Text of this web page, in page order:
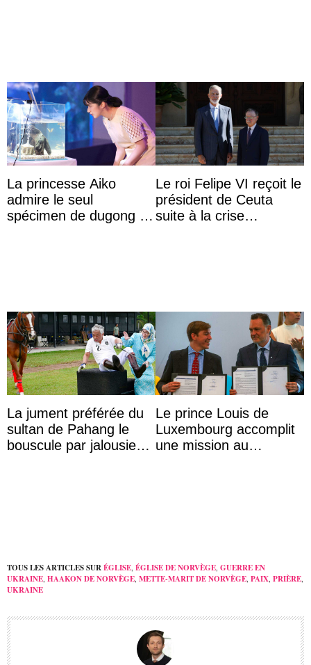
La princesse Aiko
admire le seul
spécimen de dugong en
Le roi Felipe VI reçoit le
président de Ceuta
suite à la crise
La jument préférée du
sultan de Pahang le
bouscule par jalousie
Le prince Louis de
Luxembourg accomplit
une mission au
TOUS LES ARTICLES SURÉGLISE ÉGLISE DE NORVÈGE GUERRE EN
UKRAINE HAAKON DE NORVÈGE METTE-MARIT DE NORVÈGE PAIX PRIÈRE
UKRAINE